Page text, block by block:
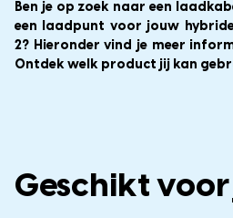
Ben je op zoek naar een
een laadpunt voor jouw
2? Hieronder vind je meer
Ontdek welk product jij kan
Geschikt